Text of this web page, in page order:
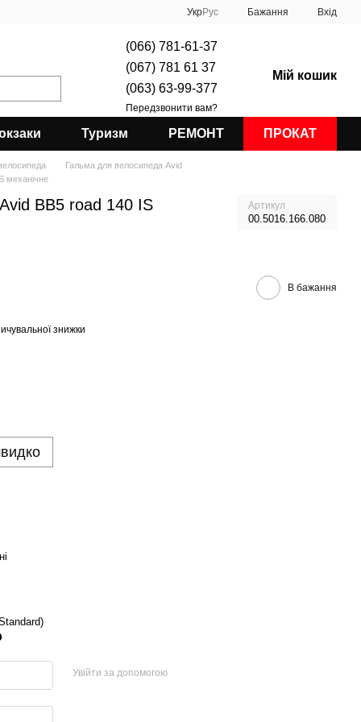
УкрРус Бажання Вхід
(066) 781-61-37
(067) 781 61 37
(063) 63-99-377
Передзвонити вам?
Мій кошик
Туризм РЕМОНТ ПРОКАТ
Гальма для велосипеда Avid
механічне
BB5 road 140 IS Артикул
00.5016.166.080
В бажання
знижки
Увійти за допомогою